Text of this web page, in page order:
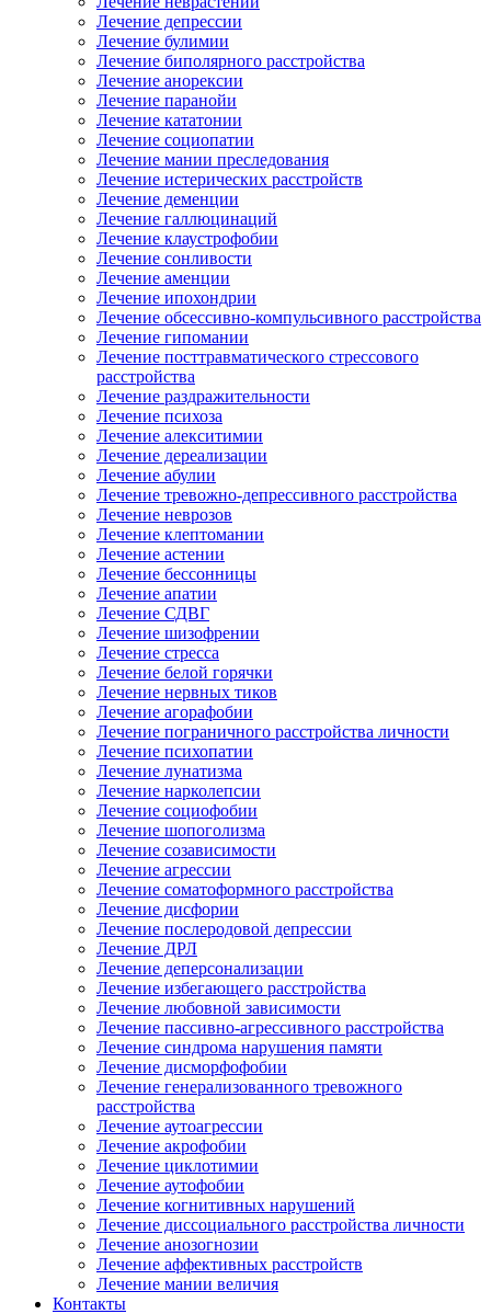
Лечение депрессии
Лечение булимии
Лечение биполярного расстройства
Лечение анорексии
Лечение паранойи
Лечение кататонии
Лечение социопатии
Лечение мании преследования
Лечение истерических расстройств
Лечение деменции
Лечение галлюцинаций
Лечение клаустрофобии
Лечение сонливости
Лечение аменции
Лечение ипохондрии
Лечение обсессивно-компульсивного расстройства
Лечение гипомании
Лечение посттравматического стрессового
расстройства
Лечение раздражительности
Лечение психоза
Лечение алекситимии
Лечение дереализации
Лечение абулии
Лечение тревожно-депрессивного расстройства
Лечение неврозов
Лечение клептомании
Лечение астении
Лечение бессонницы
Лечение апатии
Лечение СДВГ
Лечение шизофрении
Лечение стресса
Лечение белой горячки
Лечение нервных тиков
Лечение агорафобии
Лечение пограничного расстройства личности
Лечение психопатии
Лечение лунатизма
Лечение нарколепсии
Лечение социофобии
Лечение шопоголизма
Лечение созависимости
Лечение агрессии
Лечение соматоформного расстройства
Лечение дисфории
Лечение послеродовой депрессии
Лечение ДРЛ
Лечение деперсонализации
Лечение избегающего расстройства
Лечение любовной зависимости
Лечение пассивно-агрессивного расстройства
Лечение синдрома нарушения памяти
Лечение дисморфофобии
Лечение генерализованного тревожного
расстройства
Лечение аутоагрессии
Лечение акрофобии
Лечение циклотимии
Лечение аутофобии
Лечение когнитивных нарушений
Лечение диссоциального расстройства личности
Лечение анозогнозии
Лечение аффективных расстройств
Лечение мании величия
Контакты